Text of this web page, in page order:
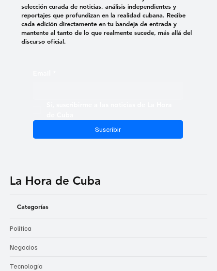
Suscribir
selección curada de noticias, análisis independientes y
reportajes que profundizan en la realidad cubana. Recibe
cada edición directamente en tu bandeja de entrada y
mantente al tanto de lo que realmente sucede, más allá del
discurso oficial.
La Hora de Cuba
Categorías
Política
Negocios
Tecnología